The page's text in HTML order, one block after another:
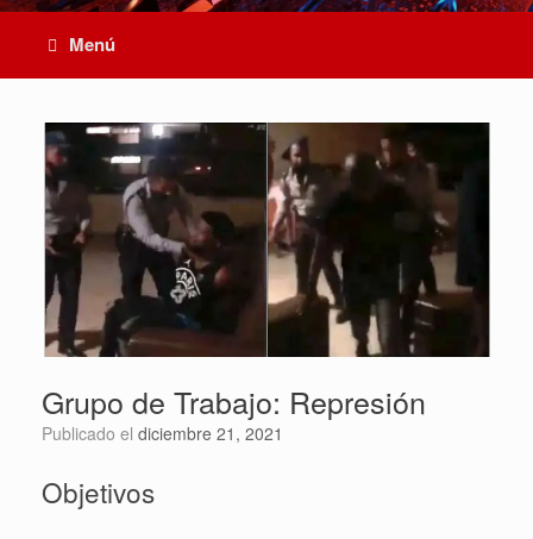
Menú
Grupo de Trabajo: Represión
Publicado el diciembre 21, 2021
Objetivos